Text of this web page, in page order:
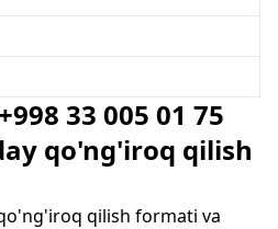
33 005 01 75
qo'ng'iroq qilish
qilish formati va